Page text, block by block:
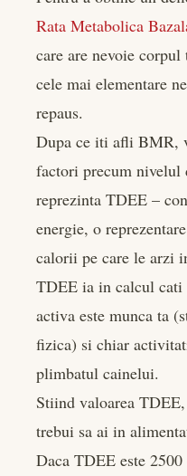
Rata Metabolica
care are nevoie
cele mai elementare
repaus.
Dupa ce iti afli BMR,
factori precum nivelul
reprezinta TDEE –
energie, o
calorii pe care le arzi
TDEE ia in calcul
activa este munca ta
fizica) si chiar
plimbatul cainelui.
Stiind valoarea
trebui sa ai in
Daca TDEE este